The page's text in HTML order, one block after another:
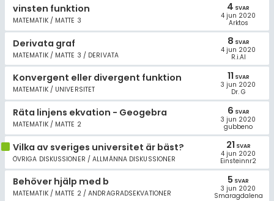
vinsten funktion
MATEMATIK / MATTE 3
4 SVAR
4 jun 2020
Arktos
Derivata graf
MATEMATIK / MATTE 3 / DERIVATA
8 SVAR
4 jun 2020
R.i.Al
Konvergent eller divergent funktion
MATEMATIK / UNIVERSITET
11 SVAR
3 jun 2020
Dr. G
Räta linjens ekvation - Geogebra
MATEMATIK / MATTE 2
6 SVAR
3 jun 2020
gubbeno
Vilka av sveriges universitet är bäst?
ÖVRIGA DISKUSSIONER / ALLMÄNNA DISKUSSIONER
21 SVAR
4 jun 2020
Einsteinnr2
Behöver hjälp med b
MATEMATIK / MATTE 2 / ANDRAGRADSEKVATIONER
5 SVAR
3 jun 2020
Smaragdalena